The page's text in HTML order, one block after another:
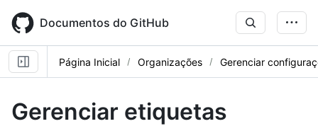
main
content
Documentos do GitHub
Página Inicial Organizações Gerenciar
Gerenciar etiquetas